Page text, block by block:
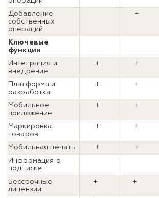
Добавление
собственных
операций
+
Ключевые
функции
Интеграция и
внедрение
+ +
Платформа и
разработка
+ +
Мобильное
приложение
+ +
Маркировка
товаров
+ +
Мобильная печать + +
Информация о
подписке
Бессрочные
лицензии
+ +